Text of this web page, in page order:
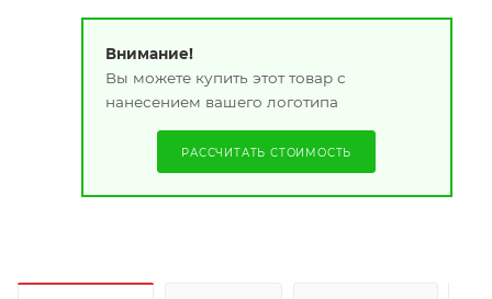
Внимание!
Вы можете купить этот товар с
нанесением вашего логотипа
РАССЧИТАТЬ СТОИМОСТЬ